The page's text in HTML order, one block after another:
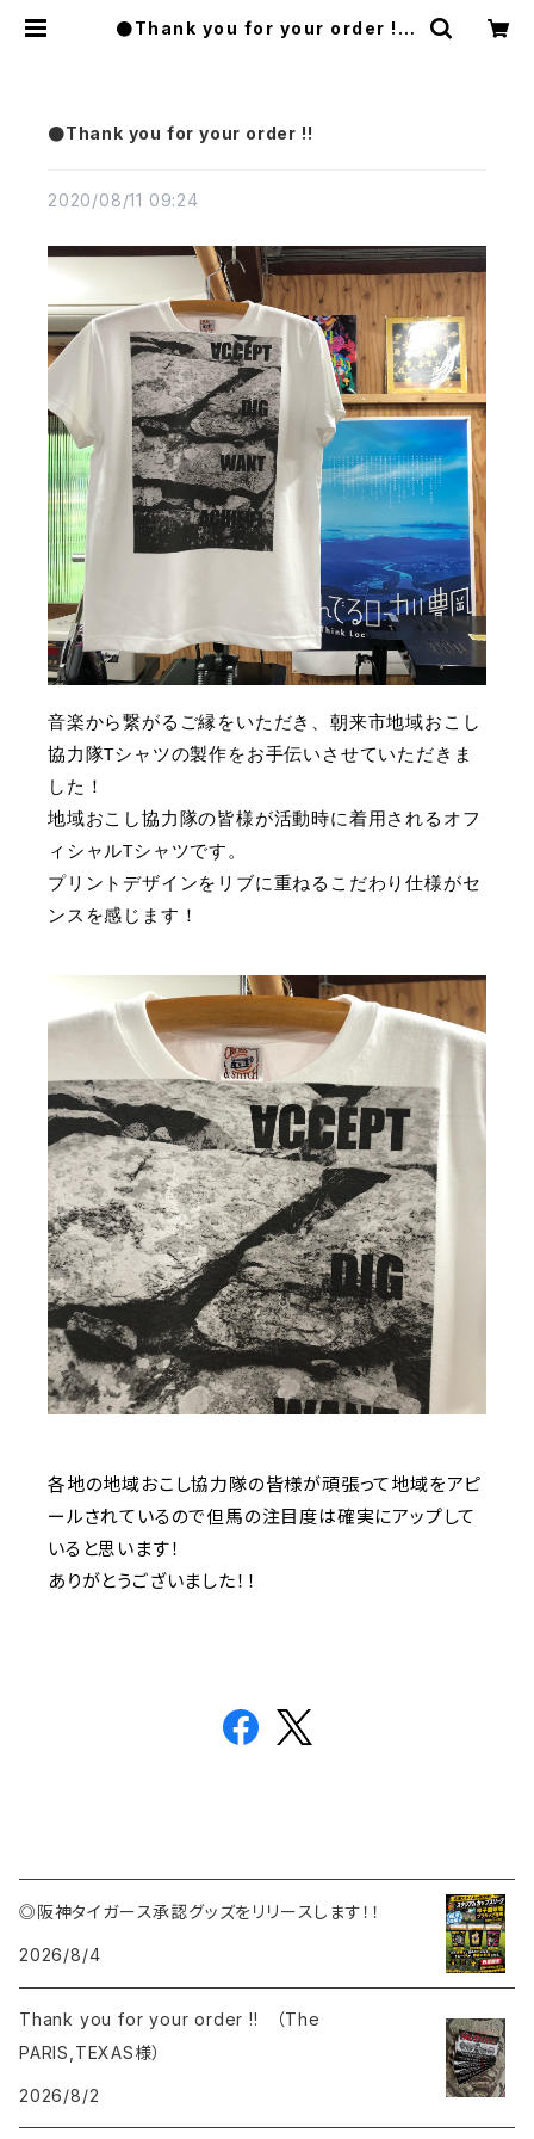
●Thank you for your order !! |
●Thank you for your order !!
2020/08/11 09:24
音楽から繋がるご縁をいただき、朝来市地域おこし
協力隊Tシャツの製作をお手伝いさせていただきま
した！
地域おこし協力隊の皆様が活動時に着用されるオフ
ィシャルTシャツです。
プリントデザインをリブに重ねるこだわり仕様がセ
ンスを感じます！
各地の地域おこし協力隊の皆様が頑張って地域をアピ
ールされているので但馬の注目度は確実にアップして
いると思います！
ありがとうございました！！
◎阪神タイガース承認グッズをリリースします！！
2026/8/4
Thank you for your order !! （The
PARIS,TEXAS様）
2026/8/2